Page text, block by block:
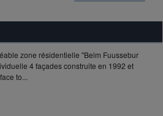
zone résidentielle "Beim Fuussebur
4 façades construite en 1992 et
to...